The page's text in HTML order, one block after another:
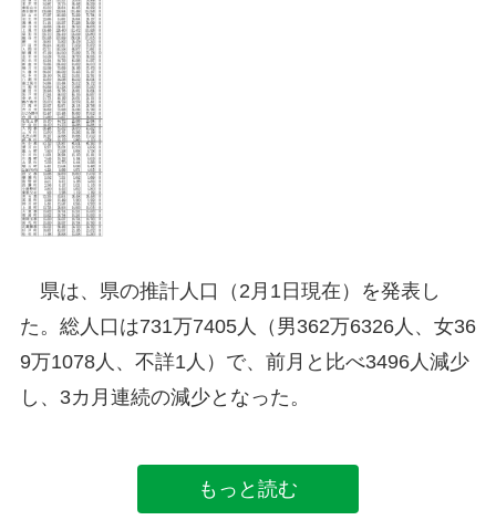
県は、県の推計人口（2月1日現在）を発表し
た。総人口は731万7405人（男362万6326人、女36
9万1078人、不詳1人）で、前月と比べ3496人減少
し、3カ月連続の減少となった。
もっと読む